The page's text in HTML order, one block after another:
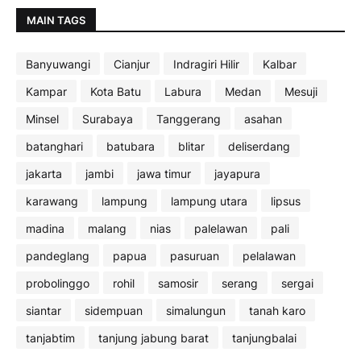
MAIN TAGS
Banyuwangi Cianjur Indragiri Hilir
Kalbar
Kampar
Kota Batu Labura Medan
Mesuji
Minsel
Surabaya Tanggerang
asahan
batanghari
batubara blitar
deliserdang
jakarta
jambi jawa timur
jayapura
karawang
lampung lampung utara
lipsus
madina
malang nias palelawan
pali
pandeglang
papua pasuruan
pelalawan
probolinggo
rohil samosir serang
sergai
siantar
sidempuan simalungun
tanah karo
tanjabtim
tanjung jabung barat
tanjungbalai